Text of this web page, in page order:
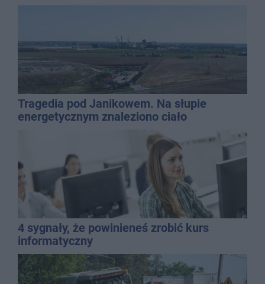
Tragedia pod Janikowem. Na słupie
energetycznym znaleziono ciało
4 sygnały, że powinieneś zrobić kurs
informatyczny